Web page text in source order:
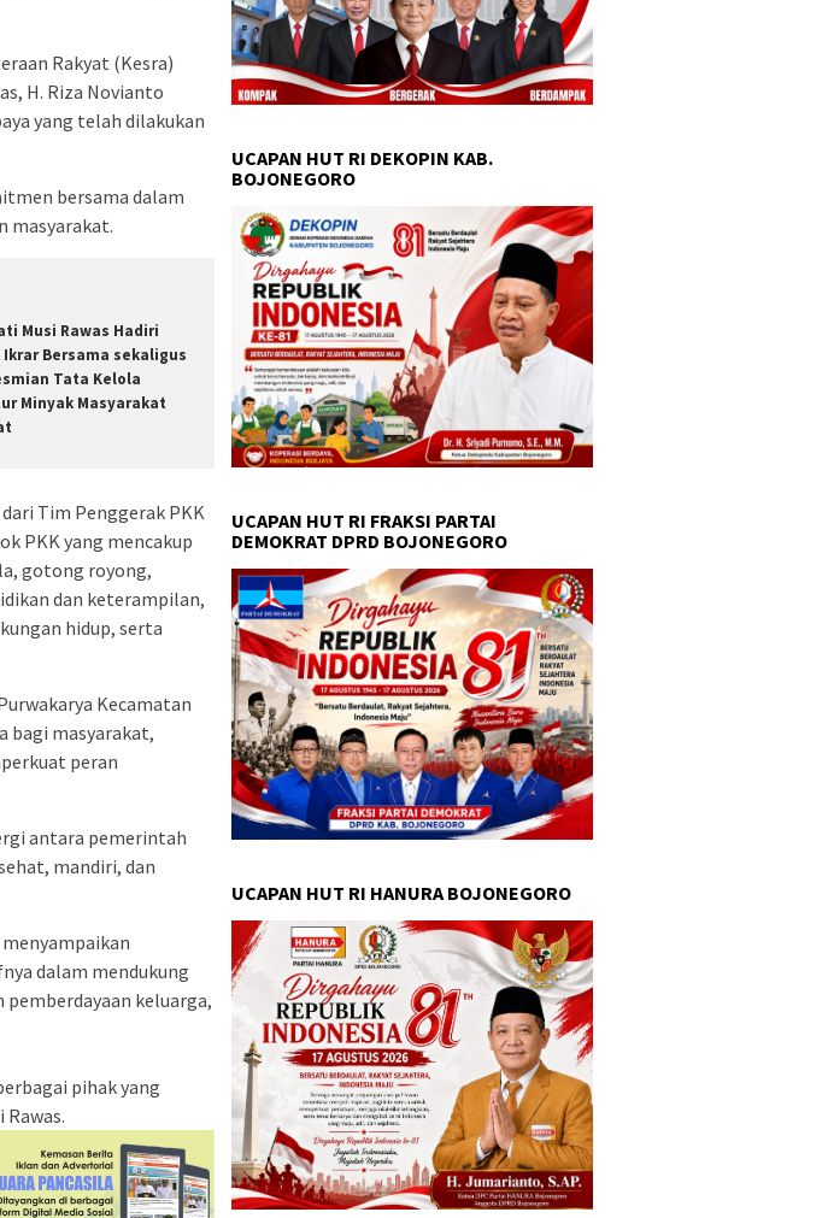
Rakyat (Kesra)
H. Riza Novianto
yang telah dilakukan
bersama dalam
masyarakat.
Musi Rawas Hadiri
Ikrar Bersama sekaligus
Tata Kelola
Minyak Masyarakat
Tim Penggerak PKK
PKK yang mencakup
gotong royong,
dan keterampilan,
hidup, serta
Kecamatan
bagi masyarakat,
peran
antara pemerintah
mandiri, dan
dalam mendukung
keluarga,
pihak yang
UCAPAN HUT RI DEKOPIN KAB.
BOJONEGORO
UCAPAN HUT RI FRAKSI PARTAI
DEMOKRAT DPRD BOJONEGORO
UCAPAN HUT RI HANURA BOJONEGORO